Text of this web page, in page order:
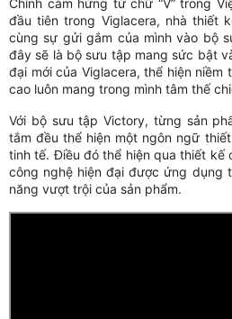
Chính cảm hứng từ chữ “V” trong
đầu tiên trong Viglacera, nhà thiết
cùng sự gửi gắm của mình vào bộ
đây sẽ là bộ sưu tập mang sức bật
đại mới của Viglacera, thể hiện niềm
cao luôn mang trong mình tâm thế
Với bộ sưu tập Victory, từng sản
tắm đều thể hiện một ngôn ngữ
tinh tế. Điều đó thể hiện qua thiết kế
công nghệ hiện đại được ứng dụng
năng vượt trội của sản phẩm.